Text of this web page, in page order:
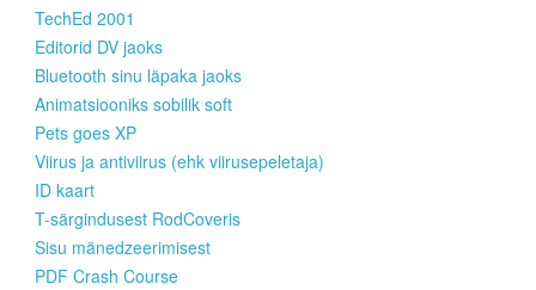
TechEd 2001
Editorid DV jaoks
Bluetooth sinu läpaka jaoks
Animatsiooniks sobilik soft
Pets goes XP
Viirus ja antiviirus (ehk viirusepeletaja)
ID kaart
T-särgindusest RodCoveris
Sisu mänedzeerimisest
PDF Crash Course